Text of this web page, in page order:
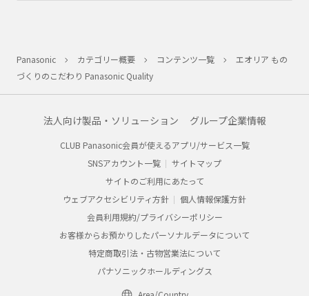
Panasonic カテゴリー概要 コンテンツ一覧
エオリア もの
づくりのこだわり Panasonic Quality
法人向け製品・ソリューション グループ企業情報
CLUB Panasonic会員が使えるアプリ/サービス一覧
SNSアカウント一覧
サイトマップ
サイトのご利用にあたって
ウェブアクセシビリティ方針
個人情報保護方針
会員利用規約/プライバシーポリシー
お客様からお預かりしたパーソナルデータについて
特定商取引法・古物営業法について
パナソニックホールディングス